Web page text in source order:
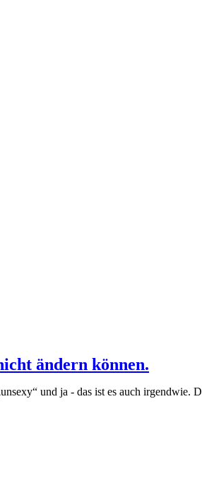
ändern können.
und ja - das ist es auch irgendwie.